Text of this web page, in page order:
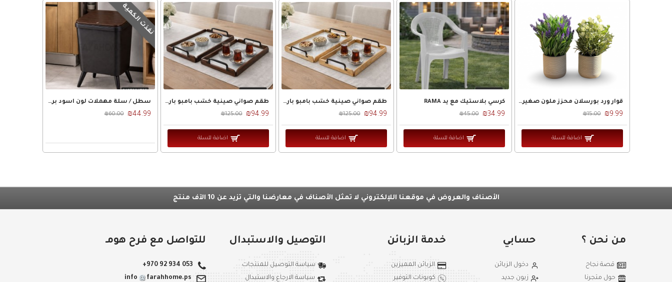
قوار ورد بورسلان محزز ملون صغير مع ورد صناعي
₪9.99
₪15.00
اضافة للسلة
كرسي بلاستيك مع يد RAMA
₪34.99
₪45.00
اضافة للسلة
طقم صواني صينية خشب بامبو بارضية رخام ابيض و اطراف خشب عسلي ويد اسود قطعتين
₪94.99
₪125.00
اضافة للسلة
طقم صواني صينية خشب بامبو بارضية رخام ابيض و اطراف خشب بني ويد اسود قطعتين
₪94.99
₪125.00
اضافة للسلة
نفذت الكمية
سطل / سلة مهملات لون اسود برجل حجم 12 لتر مستطيل مقاس 29×24×46 سم
₪44.99
₪60.00
الأصناف والعروض في موقعنا اللإلكتروني لا تمثل الأصناف في معارضنا والتي تزيد عن 10 الآف منتج
من نحن ؟
قصة نجاح
حول متجرنا
حسابي
دخول الزبائن
زبون جديد
خدمة الزبائن
الزبائن المميزين
كوبونات التوفير
التوصيل والاستبدال
سياسة التوصيل للمنتجات
سياسة الارجاع والاستبدال
للتواصل مع فرح هومـ
+970 92 934 053
info
farahhome.ps